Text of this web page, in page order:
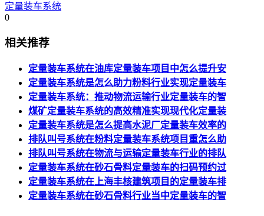
定量装车系统
0
相关推荐
定量装车系统在油库定量装车项目中怎么提升安
定量装车系统是怎么助力粉料行业实现定量装车
定量装车系统：推动物流运输行业定量装车的智
煤矿定量装车系统的高效精准实现现代化定量装
定量装车系统是怎么提高水泥厂定量装车效率的
排队叫号系统在粉料定量装车系统项目重怎么助
排队叫号系统在物流与运输定量装车行业的排队
定量装车系统在砂石骨料定量装车的扫码预约过
定量装车系统在上海丰核建筑项目的定量装车排
定量装车系统在砂石骨料行业当中定量装车的智